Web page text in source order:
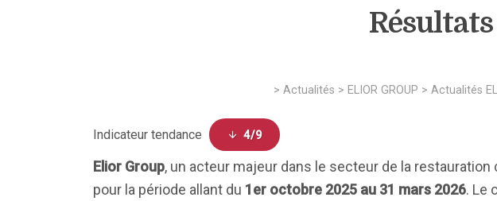
> Actualités > ELIOR GROUP > Actualités
Indicateur tendance 4/9
Elior Group, un acteur majeur dans le secteur de la
pour la période allant du 1er octobre 2025 au 31 mars 2026. Le